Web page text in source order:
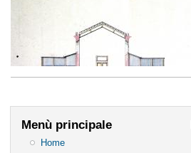
Menù principale
Home